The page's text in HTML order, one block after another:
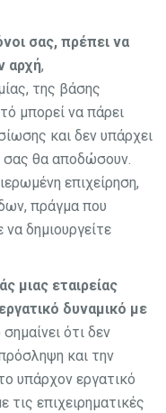
σας, πρέπει να
αρχή,
της βάσης
μπορεί να πάρει
και δεν υπάρχει
σας θα αποδώσουν.
επιχείρηση,
πράγμα που
να δημιουργείτε
μιας εταιρείας
δυναμικό με
ότι δεν
και την
υπάρχον εργατικό
τις επιχειρηματικές